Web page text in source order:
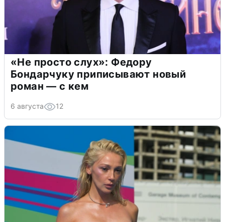
«Не просто слух»: Федору
Бондарчуку приписывают новый
роман — с кем
6 августа 12